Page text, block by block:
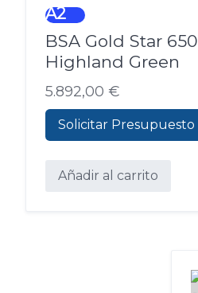
A2
BSA Gold Star 650
Highland Green
5.892,00 €
Solicitar Presupuesto
Añadir al carrito